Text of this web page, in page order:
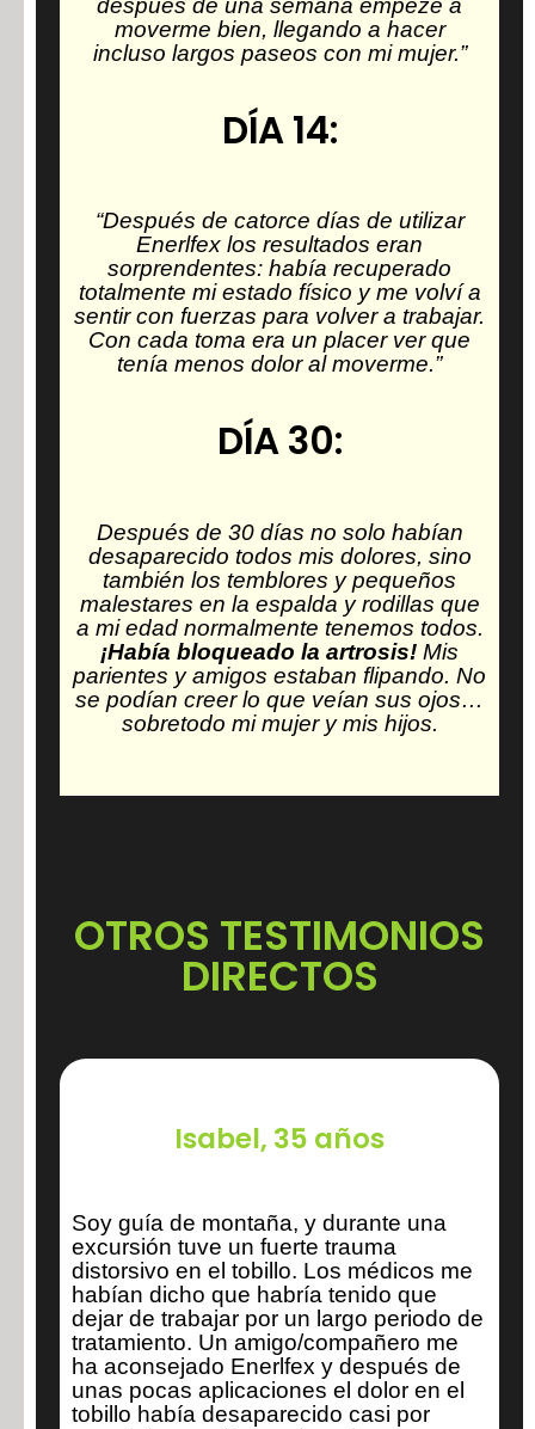
después de una semana empezé a
moverme bien, llegando a hacer
incluso largos paseos con mi mujer.”
DÍA 14:
“Después de catorce días de utilizar
Enerlfex los resultados eran
sorprendentes: había recuperado
totalmente mi estado físico y me volví a
sentir con fuerzas para volver a trabajar.
Con cada toma era un placer ver que
tenía menos dolor al moverme.”
DÍA 30:
Después de 30 días no solo habían
desaparecido todos mis dolores, sino
también los temblores y pequeños
malestares en la espalda y rodillas que
a mi edad normalmente tenemos todos.
¡Había bloqueado la artrosis! Mis
parientes y amigos estaban flipando. No
se podían creer lo que veían sus ojos…
sobretodo mi mujer y mis hijos.
OTROS TESTIMONIOS
DIRECTOS
Isabel, 35 años
Soy guía de montaña, y durante una
excursión tuve un fuerte trauma
distorsivo en el tobillo. Los médicos me
habían dicho que habría tenido que
dejar de trabajar por un largo periodo de
tratamiento. Un amigo/compañero me
ha aconsejado Enerlfex y después de
unas pocas aplicaciones el dolor en el
tobillo había desaparecido casi por